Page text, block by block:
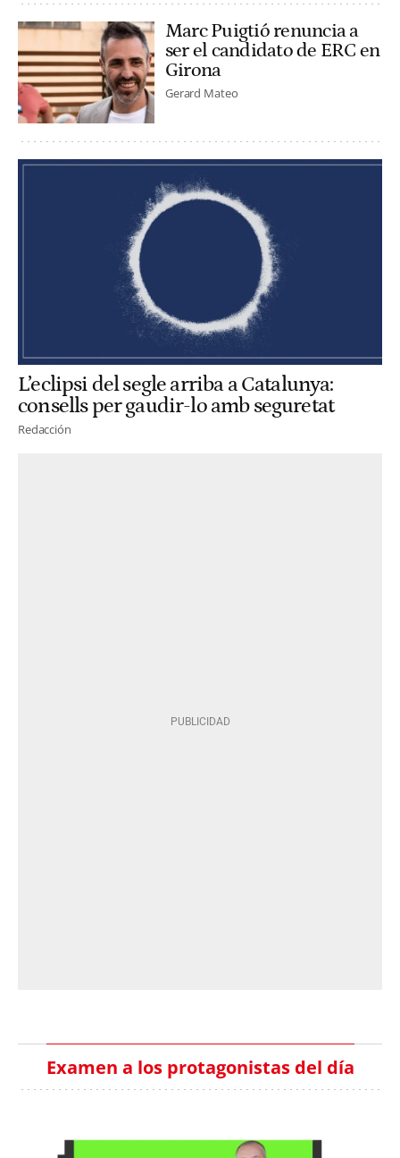
Marc Puigtió renuncia a
ser el candidato de ERC en
Girona
Gerard Mateo
L’eclipsi del segle arriba a Catalunya:
consells per gaudir-lo amb seguretat
Redacción
Examen a los protagonistas del día